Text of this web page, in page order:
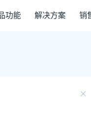
功能 解决方案 销